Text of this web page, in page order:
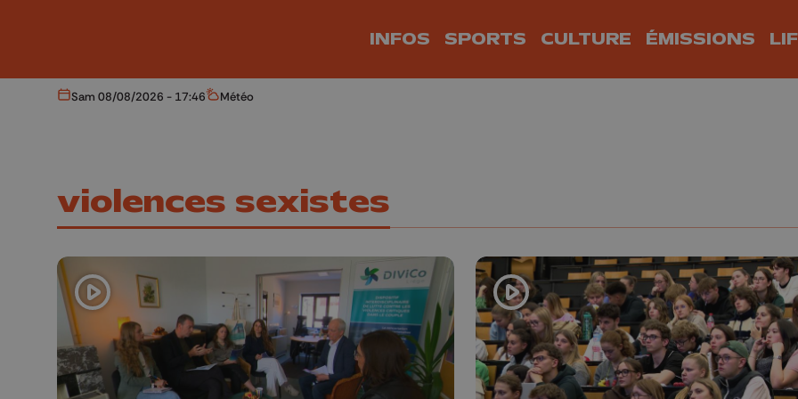
INFOS SPORTS CULTURE ÉMISSIONS
Aujourd'hui
Sam 08/08/2026 - 17:46 Météo
Météo
violences sexistes